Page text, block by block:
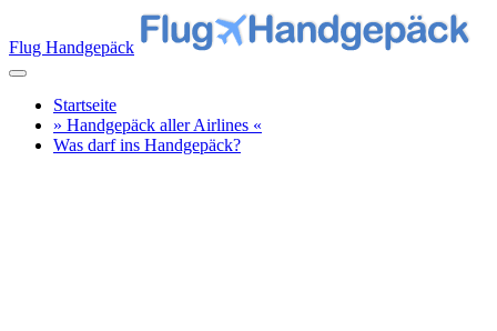
Flug Handgepäck
Startseite
» Handgepäck aller Airlines «
Was darf ins Handgepäck?